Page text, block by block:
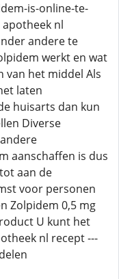
is-online-te-
nl
andere te
werkt en wat
van het middel Als
laten
huisarts dan kun
Diverse
aanschaffen is dus
aan de
voor personen
Zolpidem 0,5 mg
U kunt het
nl recept ---